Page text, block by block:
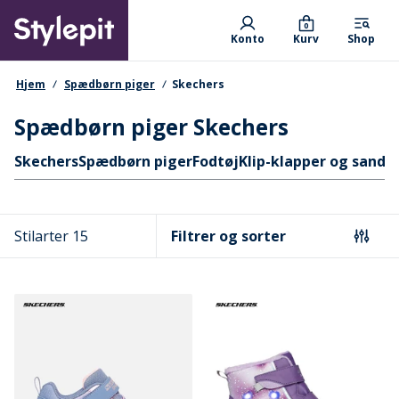
main
content
Primary departments
Konto Kurv
0
Shop
navigationssti
Hjem Spædbørn piger Skechers
Spædbørn piger Skechers
Hurtige links
SkechersSpædbørn pigerFodtøjKlip-klapper og
Stilarter 15 Filtrer og sorter